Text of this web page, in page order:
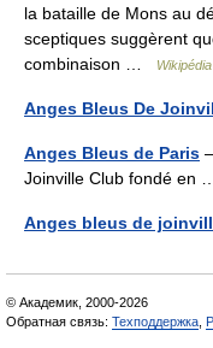
la bataille de Mons au
sceptiques suggèrent
combinaison …
Anges Bleus De
Anges Bleus de Paris
Joinville Club fondé en
Anges bleus de
© Академик, 2000-2026
Обратная связь: Техподдержка